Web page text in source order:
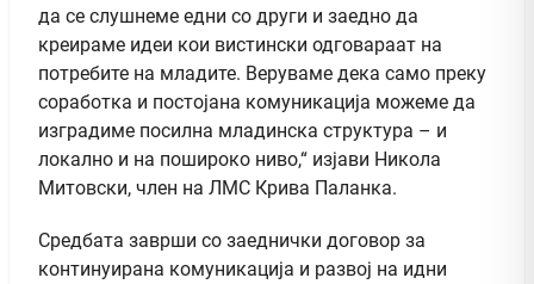
да се слушнеме едни со други и заедно да
креираме идеи кои вистински одговараат на
потребите на младите. Веруваме дека само преку
соработка и постојана комуникација можеме да
изградиме посилна младинска структура – и
локално и на пошироко ниво,“ изјави Никола
Митовски, член на ЛМС Крива Паланка.
Средбата заврши со заеднички договор за
континуирана комуникација и развој на идни